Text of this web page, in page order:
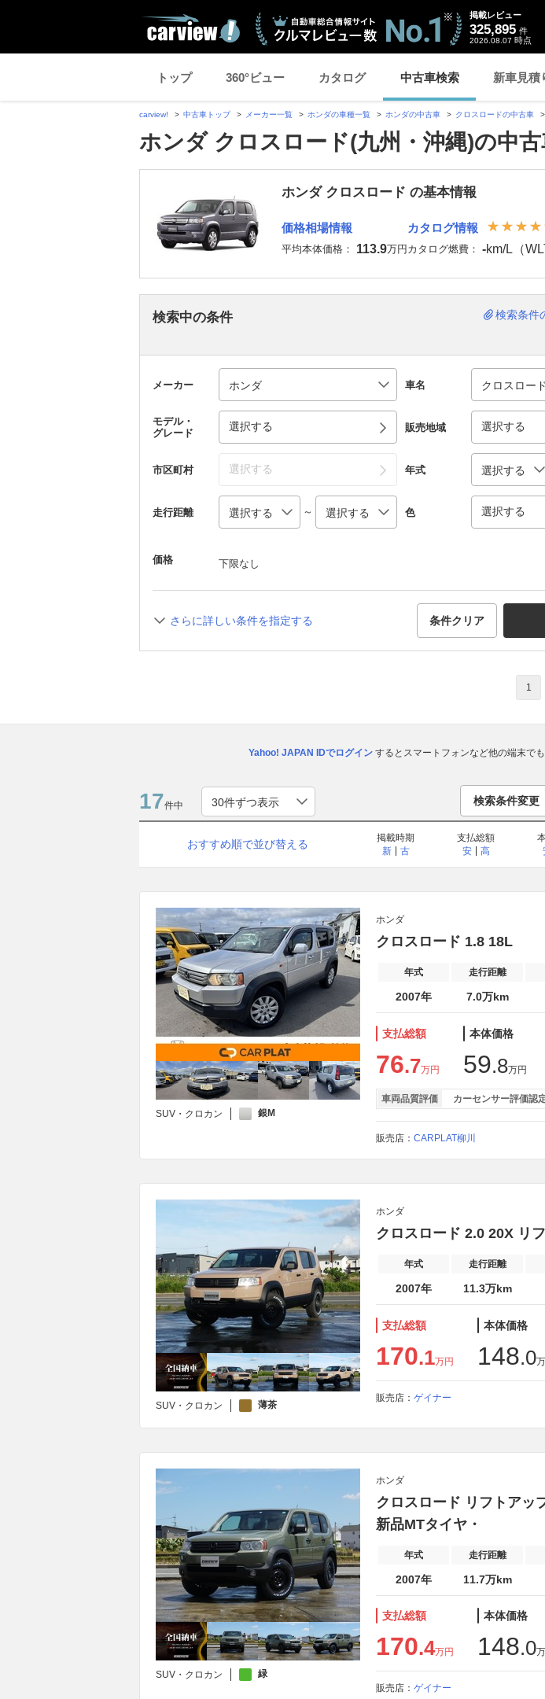
掲載レビュー
325,895 件
2026.08.07 時点
トップ 360°ビュー カタログ 中古車検索 新車見積
carview! 中古車トップ メーカー一覧 ホンダの車種一覧 ホンダの中古車 クロスロードの中古車
ホンダ クロスロード(九州・沖縄)の中
ホンダ クロスロード の基本情報
価格相場情報
平均本体価格： 113.9万円
カタログ情報
カタログ燃費： -km/L（
検索中の条件
検索条件
メーカー 車名
モデル・
グレード
選択する 販売地域 選択する
市区町村 選択する 年式
走行距離 ～ 色 選択する
価格 下限なし
さらに詳しい条件を指定する 条件クリア
1
Yahoo! JAPAN IDでログインするとスマートフォンなど他の端末で
17件中 検索条件変更
おすすめ順で並び替える
掲載時期
新
古
支払総額
安
高
SUV・クロカン 銀M
ホンダ
クロスロード 1.8 18L
年式 走行距離
2007年 7.0万km
支払総額
76.7万円
本体価格
59.8万円
車両品質評価 カーセンサー評価認
販売店： CARPLAT柳川
SUV・クロカン 薄茶
ホンダ
クロスロード 2.0 20X リ
年式 走行距離
2007年 11.3万km
支払総額
170.1万円
本体価格
148.0
販売店： ゲイナー
SUV・クロカン 緑
ホンダ
クロスロード リフトアッ
新品MTタイヤ・
年式 走行距離
2007年 11.7万km
支払総額
170.4万円
本体価格
148.0
販売店： ゲイナー